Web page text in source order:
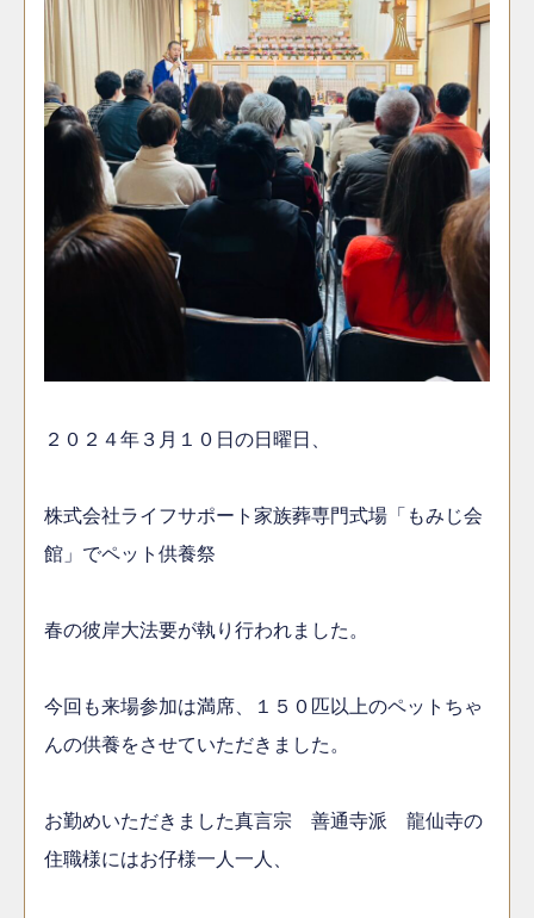
２０２４年３月１０日の日曜日、
株式会社ライフサポート家族葬専門式場「もみじ会
館」でペット供養祭
春の彼岸大法要が執り行われました。
今回も来場参加は満席、１５０匹以上のペットちゃ
んの供養をさせていただきました。
お勤めいただきました真言宗 善通寺派 龍仙寺の
住職様にはお仔様一人一人、